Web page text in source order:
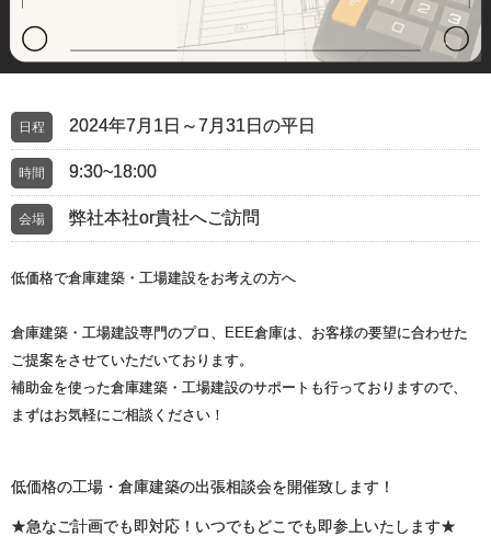
日程 2024年7月1日～7月31日の平日
時間 9:30~18:00
会場 弊社本社or貴社へご訪問
低価格で倉庫建築・工場建設をお考えの方へ
倉庫建築・工場建設専門のプロ、EEE倉庫は、お客様の要望に合わせた
ご提案をさせていただいております。
補助金を使った倉庫建築・工場建設のサポートも行っておりますので、
まずはお気軽にご相談ください！
低価格の工場・倉庫建築の出張相談会を開催致します！
★急なご計画でも即対応！いつでもどこでも即参上いたします★